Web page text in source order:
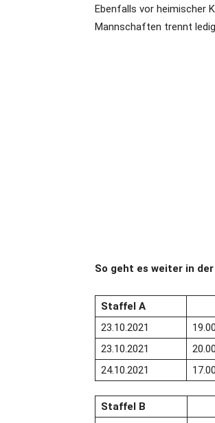
Ebenfalls vor heimischer
Mannschaften trennt
So geht es weiter in
Staffel A
23.10.2021
19.00
23.10.2021
20.00
24.10.2021
17.00
Staffel B